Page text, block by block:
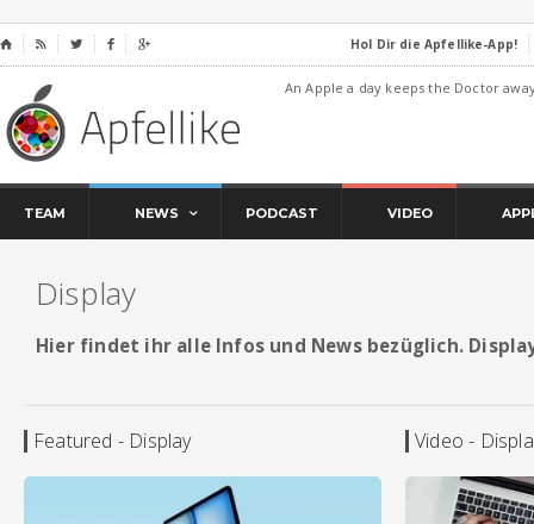
⌂     Hol Dir die Apfellike-App!
An Apple a day keeps the Doctor
TEAM NEWS PODCAST VIDEO
Display
Hier findet ihr alle Infos und News bezüglich.
Featured - Display Video -